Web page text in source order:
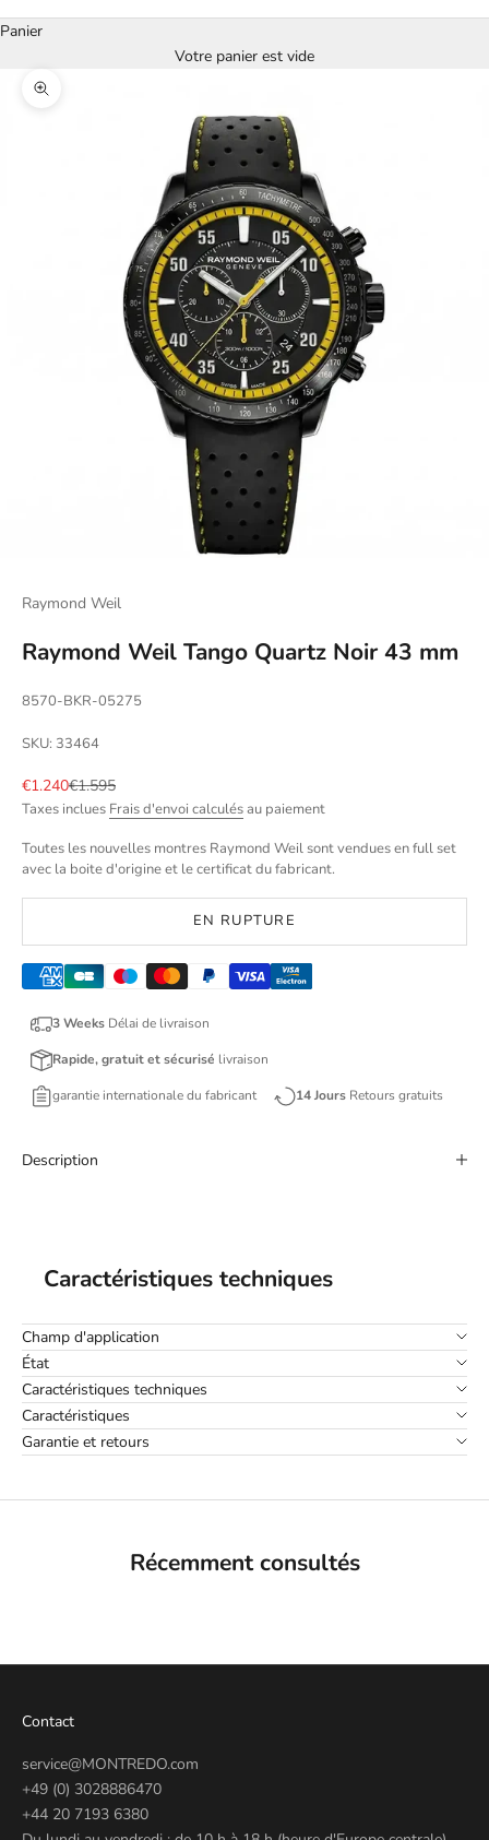
Panier
Votre panier est vide
Zoomer sur l'image
Raymond Weil
Raymond Weil Tango Quartz Noir 43 mm
8570-BKR-05275
SKU: 33464
Prix de vente
€1.240Prix normal
€1.595
Taxes inclues Frais d'envoi calculésau paiement
Toutes les nouvelles montres Raymond Weil sont vendues en full set
avec la boite d'origine et le certificat du fabricant.
EN RUPTURE
3 Weeks Délai de livraison
Rapide, gratuit et sécurisé livraison
garantie internationale du fabricant 14 Jours Retours gratuits
Description
Caractéristiques techniques
Champ d'application
État
Caractéristiques techniques
Caractéristiques
Garantie et retours
Récemment consultés
Contact
service@MONTREDO.com
+49 (0) 3028886470
+44 20 7193 6380